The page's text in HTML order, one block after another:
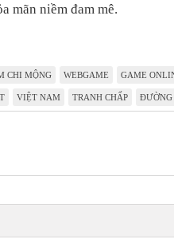
mãn niềm đam mê.
CHI MỘNG WEBGAME GAME
VIỆT NAM TRANH CHẤP ĐƯỜNG